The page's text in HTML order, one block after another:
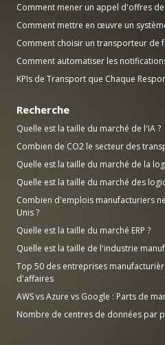
Comment mener un appel d'offres
Comment mettre en œuvre un
Comment choisir un transporteur de
Comment automatiser les
KPIs de Transport que Chaque
Recherche
Quelle est la taille du marché de l'IA ?
Combien de CO2 le secteur des
Quelle est la taille du marché de la
Quelle est la taille du marché des
Combien d'emplois manufacturiers
Unis ?
Quelle est la taille du marché ERP ?
Quelle est la taille de l'industrie
Top 50 des entreprises
d'affaires
AWS vs Azure vs Google : Parts de
Nombre de centres de données par